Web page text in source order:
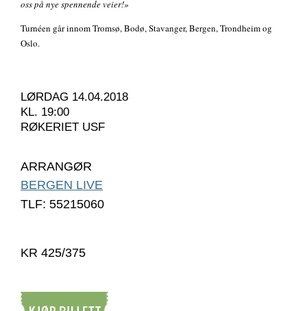
oss på nye spennende veier!»
Turnéen går innom Tromsø, Bodø, Stavanger, Bergen, Trondheim og
Oslo.
LØRDAG 14.04.2018
KL. 19:00
RØKERIET USF
ARRANGØR
BERGEN LIVE
TLF: 55215060
KR 425/375